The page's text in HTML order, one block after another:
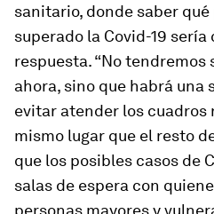
sanitario, donde saber
superado la Covid-19
respuesta. “No
ahora, sino que habrá una
evitar atender los cuadros
mismo lugar que el resto
que los posibles casos de
salas de espera con
personas mayores y